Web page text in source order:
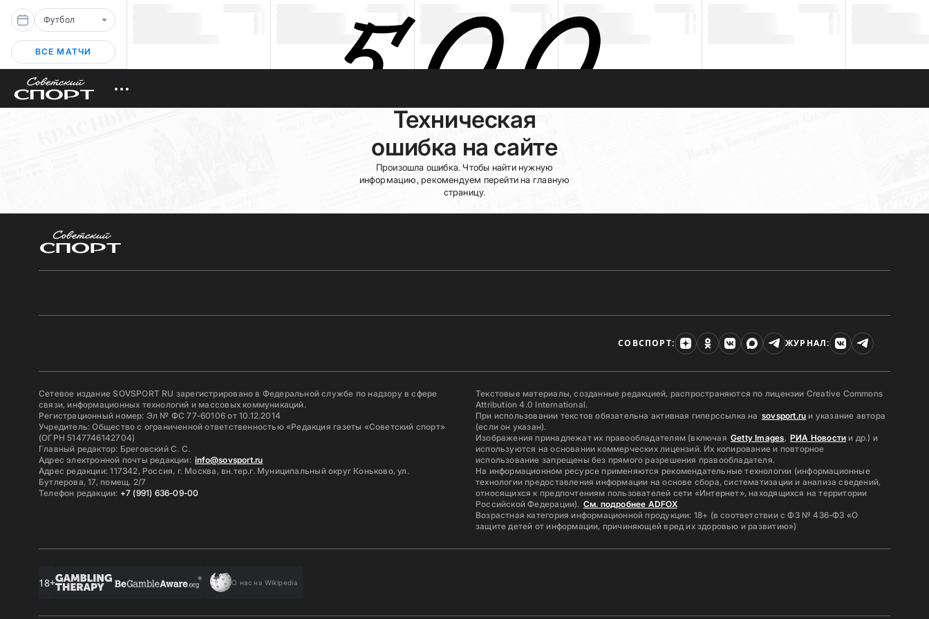
Футбол
ВСЕ МАТЧИ
Техническая
ошибка на сайте
Произошла ошибка. Чтобы найти нужную
информацию, рекомендуем перейти на главную
страницу.
СОВСПОРТ: ЖУРНАЛ:
Сетевое издание SOVSPORT RU зарегистрировано в Федеральной службе по надзору в сфере
связи, информационных технологий и массовых коммуникаций.
Регистрационный номер: Эл № ФС 77-60106 от 10.12.2014
Учредитель: Общество с ограниченной ответственностью «Редакция газеты «Советский спорт»
(ОГРН 5147746142704)
Главный редактор: Бреговский С. С.
Адрес электронной почты редакции: info@sovsport.ru
Адрес редакции: 117342, Россия, г. Москва, вн.тер.г. Муниципальный округ Коньково, ул.
Бутлерова, 17, помещ. 2/7
Телефон редакции: +7 (991) 636-09-00
Текстовые материалы, созданные редакцией, распространяются по лицензии Creative Commons
Attribution 4.0 International.
При использовании текстов обязательна активная гиперссылка на sovsport.ru и указание автора
(если он указан).
Изображения принадлежат их правообладателям (включая Getty Images, РИА Новости и др.) и
используются на основании коммерческих лицензий. Их копирование и повторное
использование запрещены без прямого разрешения правообладателя.
На информационном ресурсе применяются рекомендательные технологии (информационные
технологии предоставления информации на основе сбора, систематизации и анализа сведений,
относящихся к предпочтениям пользователей сети «Интернет», находящихся на территории
Российской Федерации). См. подробнее ADFOX
Возрастная категория информационной продукции: 18+ (в соответствии с ФЗ № 436-ФЗ «О
защите детей от информации, причиняющей вред их здоровью и развитию»)
18+ О нас на Wikipedia